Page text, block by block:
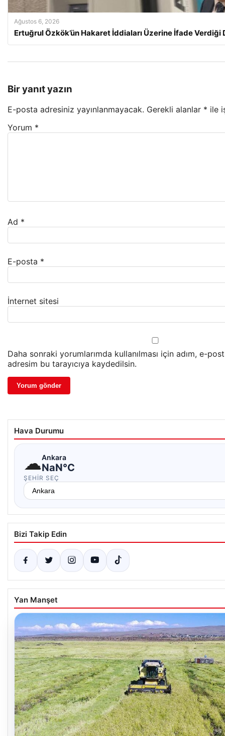
Ağustos 6, 2026
Ertuğrul Özkök’ün Hakaret İddiaları Üzerine İfade Verdiği
Bir yanıt yazın
E-posta adresiniz yayınlanmayacak. Gerekli alanlar * ile
Yorum *
Ad *
E-posta *
İnternet sitesi
Daha sonraki yorumlarımda kullanılması için adım, e-
adresim bu tarayıcıya kaydedilsin.
Hava Durumu
☁Ankara
NaN°C
ŞEHIR SEÇ
Bizi Takip Edin
Yan Manşet